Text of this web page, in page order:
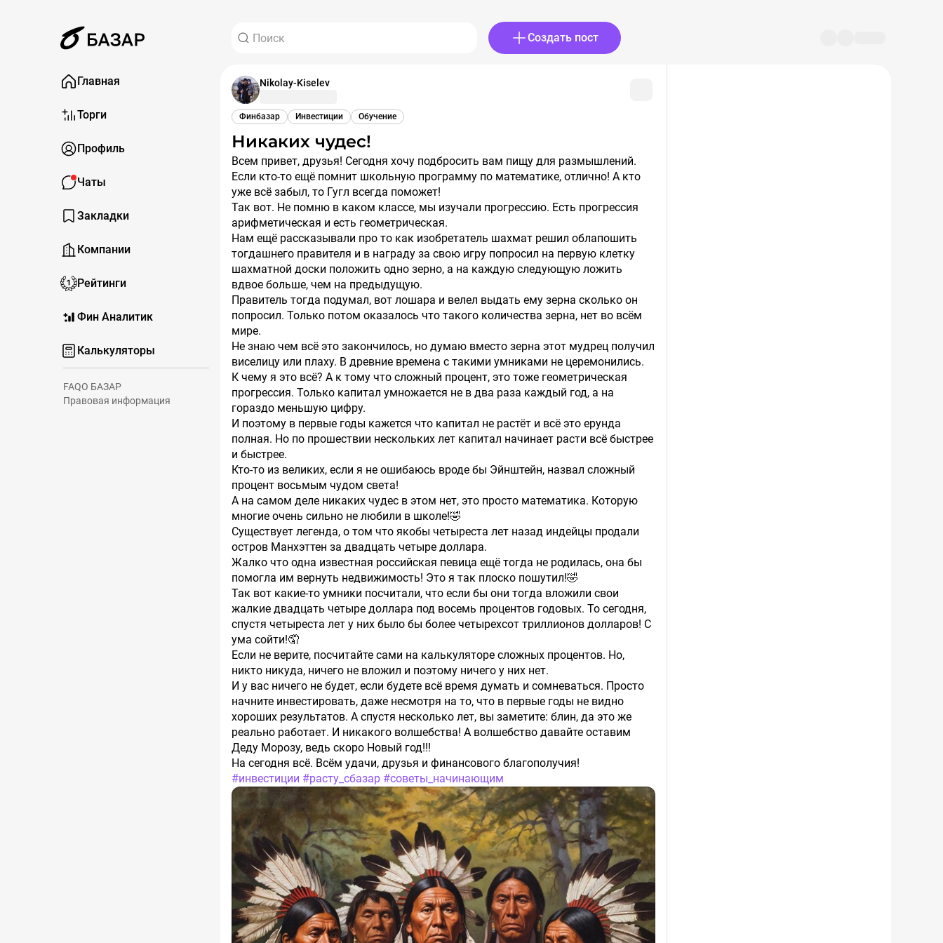
Создать пост
Главная
Торги
Профиль
Чаты
Закладки
Компании
Рейтинги
Фин Аналитик
Калькуляторы
FAQО БАЗАР
Правовая информация
Nikolay-Kiselev
Финбазар Инвестиции Обучение
Никаких чудес!
Всем привет, друзья! Сегодня хочу подбросить вам пищу для размышлений.
Если кто-то ещё помнит школьную программу по математике, отлично! А кто
уже всё забыл, то Гугл всегда поможет!
Так вот. Не помню в каком классе, мы изучали прогрессию. Есть прогрессия
арифметическая и есть геометрическая.
Нам ещё рассказывали про то как изобретатель шахмат решил облапошить
тогдашнего правителя и в награду за свою игру попросил на первую клетку
шахматной доски положить одно зерно, а на каждую следующую ложить
вдвое больше, чем на предыдущую.
Правитель тогда подумал, вот лошара и велел выдать ему зерна сколько он
попросил. Только потом оказалось что такого количества зерна, нет во всём
мире.
Не знаю чем всё это закончилось, но думаю вместо зерна этот мудрец получил
виселицу или плаху. В древние времена с такими умниками не церемонились.
К чему я это всё? А к тому что сложный процент, это тоже геометрическая
прогрессия. Только капитал умножается не в два раза каждый год, а на
гораздо меньшую цифру.
И поэтому в первые годы кажется что капитал не растёт и всё это ерунда
полная. Но по прошествии нескольких лет капитал начинает расти всё быстрее
и быстрее.
Кто-то из великих, если я не ошибаюсь вроде бы Эйнштейн, назвал сложный
процент восьмым чудом света!
А на самом деле никаких чудес в этом нет, это просто математика. Которую
многие очень сильно не любили в школе!🤣
Существует легенда, о том что якобы четыреста лет назад индейцы продали
остров Манхэттен за двадцать четыре доллара.
Жалко что одна известная российская певица ещё тогда не родилась, она бы
помогла им вернуть недвижимость! Это я так плоско пошутил!🤣
Так вот какие-то умники посчитали, что если бы они тогда вложили свои
жалкие двадцать четыре доллара под восемь процентов годовых. То сегодня,
спустя четыреста лет у них было бы более четырехсот триллионов долларов! С
ума сойти!🤦
Если не верите, посчитайте сами на калькуляторе сложных процентов. Но,
никто никуда, ничего не вложил и поэтому ничего у них нет.
И у вас ничего не будет, если будете всё время думать и сомневаться. Просто
начните инвестировать, даже несмотря на то, что в первые годы не видно
хороших результатов. А спустя несколько лет, вы заметите: блин, да это же
реально работает. И никакого волшебства! А волшебство давайте оставим
Деду Морозу, ведь скоро Новый год!!!
На сегодня всё. Всём удачи, друзья и финансового благополучия!
#инвестиции #расту_сбазар #советы_начинающим